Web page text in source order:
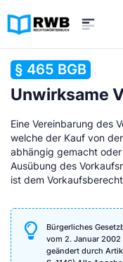
§ 465 BGB
Unwirksame
Eine Vereinbarung des
welche der Kauf von
abhängig gemacht
Ausübung des
ist dem
Bürgerliches
vom 2. Januar 2002
geändert durch